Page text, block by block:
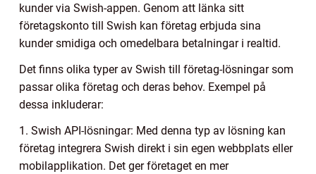
kunder via Swish-appen. Genom att länka sitt
företagskonto till Swish kan företag erbjuda sina
kunder smidiga och omedelbara betalningar i realtid.
Det finns olika typer av Swish till företag-lösningar som
passar olika företag och deras behov. Exempel på
dessa inkluderar:
1. Swish API-lösningar: Med denna typ av lösning kan
företag integrera Swish direkt i sin egen webbplats eller
mobilapplikation. Det ger företaget en mer